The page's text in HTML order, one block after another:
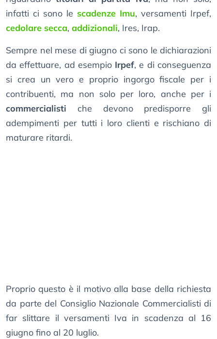
infatti ci sono le scadenze Imu, versamenti Irpef,
cedolare secca, addizionali, Ires, Irap.
Sempre nel mese di giugno ci sono le dichiarazioni
da effettuare, ad esempio Irpef, e di conseguenza
si crea un vero e proprio ingorgo fiscale per i
contribuenti, ma non solo per loro, anche per i
commercialisti che devono predisporre gli
adempimenti per tutti i loro clienti e rischiano di
maturare ritardi.
Proprio questo è il motivo alla base della richiesta
da parte del Consiglio Nazionale Commercialisti di
far slittare il versamenti Iva in scadenza al 16
giugno fino al 20 luglio.